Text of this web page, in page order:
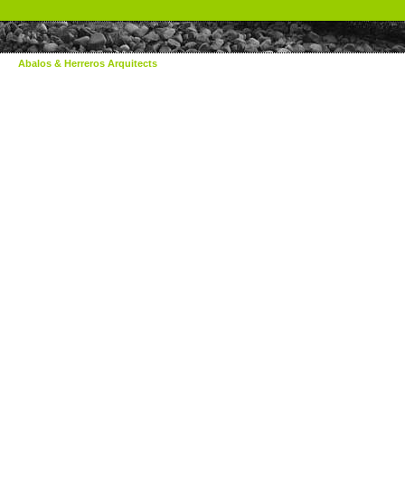
Abalos & Herreros Arquitects